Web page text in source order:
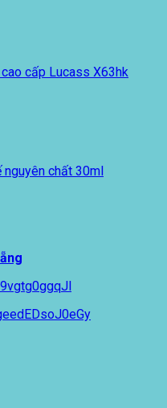
cấp Lucass X63hk
nguyên chất 30ml